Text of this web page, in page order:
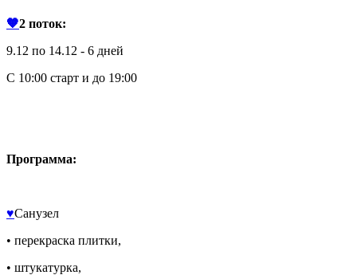
🧡2 поток:
9.12 по 14.12 - 6 дней
С 10:00 старт и до 19:00
Программа:
♥️Санузел
• перекраска плитки,
• штукатурка,